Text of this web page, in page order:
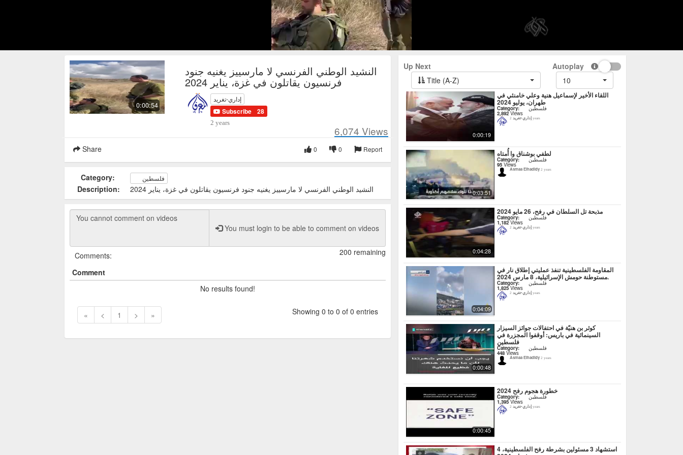
0:00:54
النشيد الوطني الفرنسي لا مارسييز يغنيه جنود
فرنسيون يقاتلون في غزة، يناير 2024
إداري-تغريد
Subscribe 28
2 years
6,074 Views
Share Report
0
0
Category: فلسطين
Description: النشيد الوطني الفرنسي لا مارسييز يغنيه جنود فرنسيون يقاتلون في غزة، يناير 2024
You must login to be able to comment on videos
200 remaining
Comments:
Comment
No results found!
« < 1 > » Showing 0 to 0 of 0 entries
Up Next
Autoplay
Title (A-Z)
10
0:00:19
اللقاء الأخير لإسماعيل هنية وعلي خامنئي في
طهران، يوليو 2024
Category: فلسطين
2,892Views
إداري-تغريد 2 years
0:03:51
لطفي بوشناق وا أُمتاه
Category: فلسطين
95 Views
Asmaa Elhadidy 2 years
0:04:28
مذبحة تل السلطان في رفح، 26 مايو 2024
Category: فلسطين
1,182Views
إداري-تغريد 2 years
0:04:09
المقاومة الفلسطينية تنفذ عمليتي إطلاق نار في
مستوطنة حومش الإسرائيلية، 8 مارس 2024.
Category: فلسطين
1,825Views
إداري-تغريد 2 years
0:00:48
كوثر بن هنيّة في احتفالات جوائز السيزار
السينمائية في باريس: أوقفوا المجزرة في
فلسطين
Category: فلسطين
448 Views
Asmaa Elhadidy 2 years
0:00:45
خطورة هجوم رفح 2024
Category: فلسطين
1,395Views
إداري-تغريد 2 years
استشهاد 3 مسئولين بشرطة رفح الفلسطينية، 4